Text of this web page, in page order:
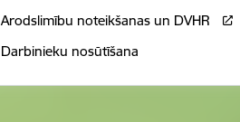
Arodslimību noteikšanas un DVHR
Darbinieku nosūtīšana